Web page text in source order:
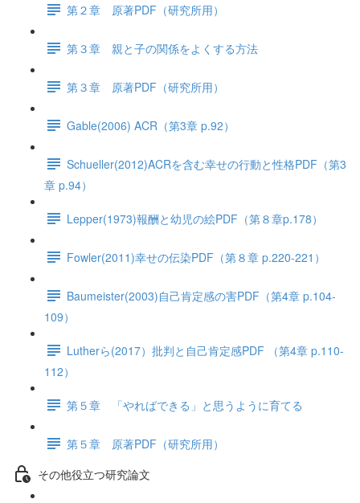
第２章 原著PDF（研究所用）
第３章 親と子の関係をよくする方法
第３章 原著PDF（研究所用）
Gable(2006) ACR（第3章 p.92）
Schueller(2012)ACRを含む幸せの行動と性格PDF（第3
章 p.94）
Lepper(1973)報酬と幼児の絵PDF（第８章p.178）
Fowler(2011)幸せの伝染PDF（第８章 p.220-221）
Baumeister(2003)自己肯定感の害PDF（第4章 p.104-
109）
Lutherら(2017）批判と自己肯定感PDF （第4章 p.110-
112）
第５章 「やればできる」と思うように育てる
第５章 原著PDF（研究所用）
その他役立つ研究論文